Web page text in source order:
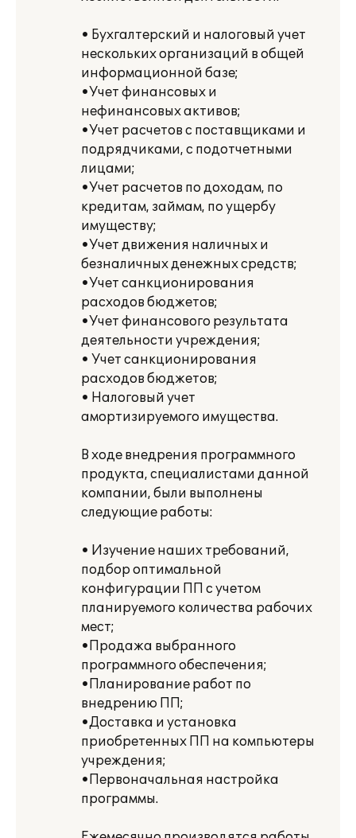
• Бухгалтерский и налоговый учет
нескольких организаций в общей
информационной базе;
•Учет финансовых и
нефинансовых активов;
•Учет расчетов с поставщиками и
подрядчиками, с подотчетными
лицами;
•Учет расчетов по доходам, по
кредитам, займам, по ущербу
имуществу;
•Учет движения наличных и
безналичных денежных средств;
•Учет санкционирования
расходов бюджетов;
•Учет финансового результата
деятельности учреждения;
• Учет санкционирования
расходов бюджетов;
• Налоговый учет
амортизируемого имущества.
В ходе внедрения программного
продукта, специалистами данной
компании, были выполнены
следующие работы:
• Изучение наших требований,
подбор оптимальной
конфигурации ПП с учетом
планируемого количества рабочих
мест;
•Продажа выбранного
программного обеспечения;
•Планирование работ по
внедрению ПП;
•Доставка и установка
приобретенных ПП на компьютеры
учреждения;
•Первоначальная настройка
программы.